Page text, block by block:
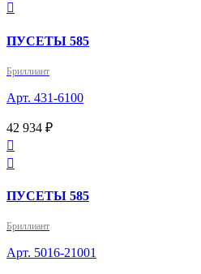

ПУСЕТЫ 585
Бриллиант
Арт. 431-6100
42 934 ₽


ПУСЕТЫ 585
Бриллиант
Арт. 5016-21001